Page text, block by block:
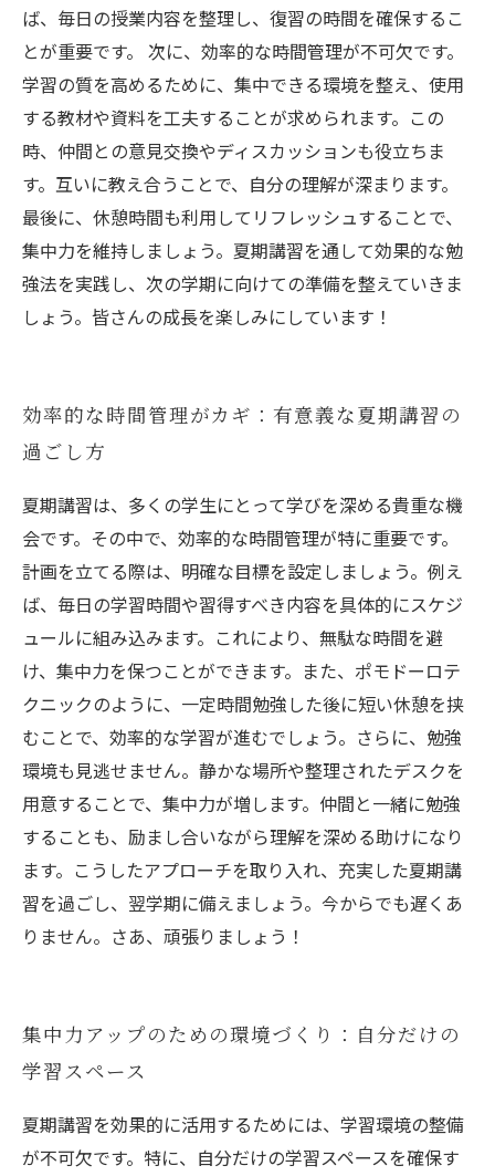
ば、毎日の授業内容を整理し、復習の時間を確保するこ
とが重要です。 次に、効率的な時間管理が不可欠です。
学習の質を高めるために、集中できる環境を整え、使用
する教材や資料を工夫することが求められます。この
時、仲間との意見交換やディスカッションも役立ちま
す。互いに教え合うことで、自分の理解が深まります。
最後に、休憩時間も利用してリフレッシュすることで、
集中力を維持しましょう。夏期講習を通して効果的な勉
強法を実践し、次の学期に向けての準備を整えていきま
しょう。皆さんの成長を楽しみにしています！
効率的な時間管理がカギ：有意義な夏期講習の
過ごし方
夏期講習は、多くの学生にとって学びを深める貴重な機
会です。その中で、効率的な時間管理が特に重要です。
計画を立てる際は、明確な目標を設定しましょう。例え
ば、毎日の学習時間や習得すべき内容を具体的にスケジ
ュールに組み込みます。これにより、無駄な時間を避
け、集中力を保つことができます。また、ポモドーロテ
クニックのように、一定時間勉強した後に短い休憩を挟
むことで、効率的な学習が進むでしょう。さらに、勉強
環境も見逃せません。静かな場所や整理されたデスクを
用意することで、集中力が増します。仲間と一緒に勉強
することも、励まし合いながら理解を深める助けになり
ます。こうしたアプローチを取り入れ、充実した夏期講
習を過ごし、翌学期に備えましょう。今からでも遅くあ
りません。さあ、頑張りましょう！
集中力アップのための環境づくり：自分だけの
学習スペース
夏期講習を効果的に活用するためには、学習環境の整備
が不可欠です。特に、自分だけの学習スペースを確保す